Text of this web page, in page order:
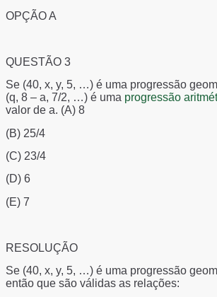
OPÇÃO A
QUESTÃO 3
Se (40, x, y, 5, …) é uma progressão
(q, 8 – a, 7/2, …) é uma progressão
valor de a. (A) 8
(B) 25/4
(C) 23/4
(D) 6
(E) 7
RESOLUÇÃO
Se (40, x, y, 5, …) é uma progressão
então que são válidas as relações: